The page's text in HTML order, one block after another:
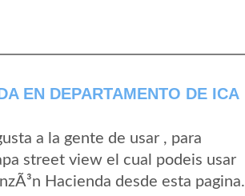
EN DEPARTAMENTO DE ICA
a la gente de usar , para
street view el cual podeis usar
Hacienda desde esta pagina.